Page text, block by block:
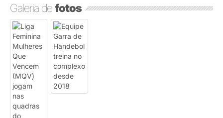
Galeria defotos